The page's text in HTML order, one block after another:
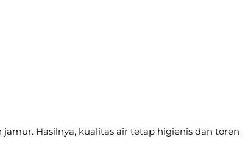
Hasilnya, kualitas air tetap higienis dan toren